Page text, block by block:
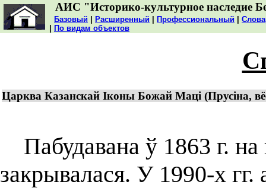
АИС "Историко-культурное наследие
Базовый Расширенный Профессиональный
По видам объектов
Царква Казанскай Іконы Божай Маці (Прусіна,
Пабудавана ў 1863 г. на
закрывалася. У 1990-х гг.